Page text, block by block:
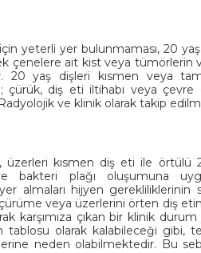
yeterli yer bulunmaması, 20
çenelere ait kist veya tümörlerin
20 yaş dişleri kısmen veya
diş eti iltihabı veya çevre
ve klinik olarak takip
üzerleri kısmen diş eti ile örtülü
bakteri plağı oluşumuna
almaları hijyen gerekliliklerinin
veya üzerlerini örten diş
karşımıza çıkan bir klinik
olarak kalabileceği gibi,
neden olabilmektedir. Bu